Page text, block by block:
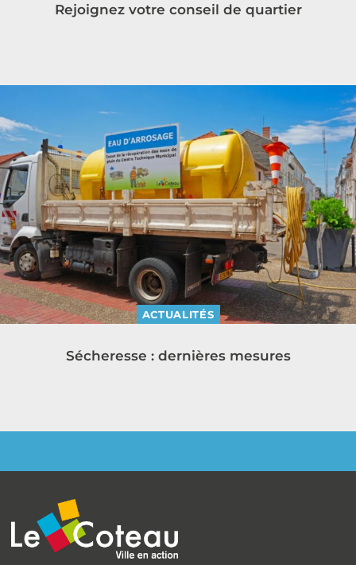
Rejoignez votre conseil de quartier
ACTUALITÉS
Sécheresse : dernières mesures